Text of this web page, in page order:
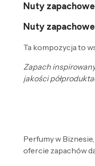
Nuty
Nuty
Ta kompozycja to
Zapach
jakości
Perfumy w
ofercie zapachów